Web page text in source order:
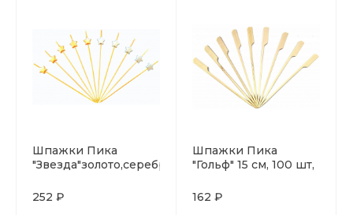
Шпажки Пика
"Звезда"золото,серебро
252 ₽
Шпажки Пика
"Гольф" 15 см, 100 шт,
162 ₽